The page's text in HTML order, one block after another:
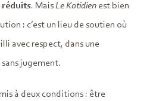
réduits. MaisLe Kotidien est bien
: c’est un lieu de soutien où
avec respect, dans une
jugement.
à deux conditions : être